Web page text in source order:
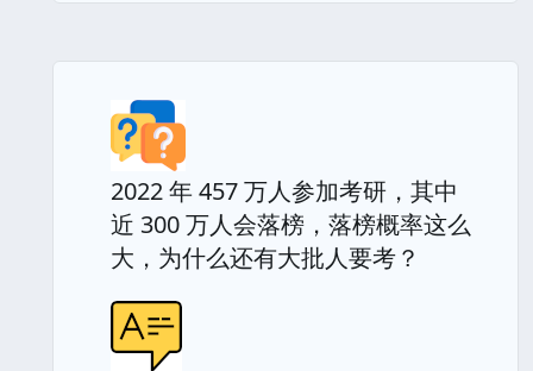
2022 年 457 万人参加考研，其中
近 300 万人会落榜，落榜概率这么
大，为什么还有大批人要考？